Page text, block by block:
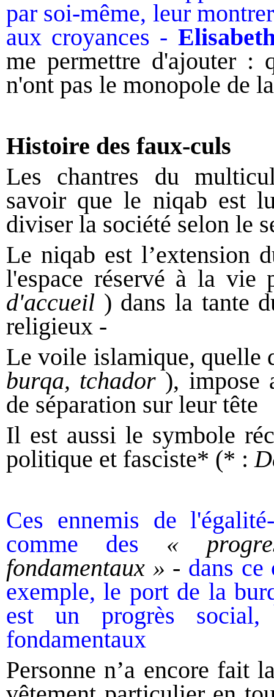
par soi-même, leur
aux croyances - E
me permettre d'ajouter :
n'ont pas le monopole de
Histoire des faux-culs
Les chantres du
savoir que le niqab est
diviser la société selon le
Le niqab est l’extension
l'espace réservé à la
d'accueil ) dans la tante
religieux -
Le voile islamique, quelle
burqa, tchador ), impose
de séparation sur leur tête
Il est aussi le symbole
politique et fasciste* (* :
Ces ennemis de
comme des «
fondamentaux » - dans ce
exemple, le port de la
est un progrès
fondamentaux
Personne n’a encore fait